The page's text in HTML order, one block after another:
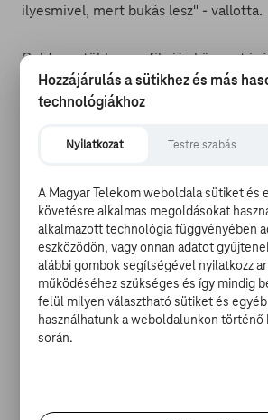
ilyesmivel, mert bukás lesz" - vallotta.
Goldman több nem fikciós könyvet is
megjelent Adventures in the Screen
memoárjában szereplő híres
a filmiparban. 1990-ben kiadott, Hype
zsűrijében és a Miss America
szerzett tapasztalatait osztotta meg.
publikált, Mit is hazudtam? című
showbiznisz őszinte kritikáját
Mi aTV GO? Egy szórakoztató portál,
sorozatokat és tévéműsorokat
filmes cikkekkel kiegészítve. Mindez
Hozzájárulás a sütikhez és más
technológiákhoz
Nyilatkozat Testre szabás
A Magyar Telekom weboldala sütiket és
követésre alkalmas megoldásokat
alkalmazott technológia függvényében
eszközödön, vagy onnan adatot
alábbi gombok segítségével nyilatkozz
működéséhez szükséges és így mindig
felül milyen választható sütiket és
használhatunk a weboldalunkon történő
során.